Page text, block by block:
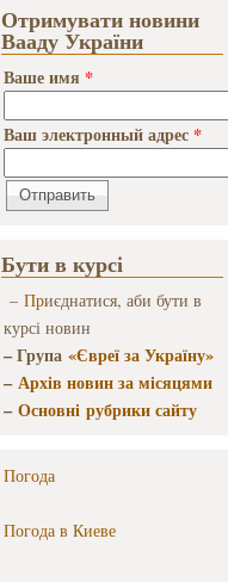
Отримувати новини
Вааду України
Ваше имя *
Ваш электронный адрес *
Бути в курсі
– Приєднатися, аби бути в
курсі новин
– Група «Євреї за Україну»
–Архів новин за місяцями
–Основні рубрики сайту
Погода
Погода в Киеве